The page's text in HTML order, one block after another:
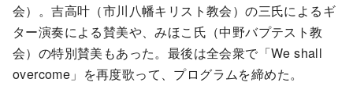
会）。吉高叶（市川八幡キリスト教会）の三氏によるギ
ター演奏による賛美や、みほこ氏（中野バプテスト教
会）の特別賛美もあった。最後は全会衆で「We shall
overcome」を再度歌って、プログラムを締めた。